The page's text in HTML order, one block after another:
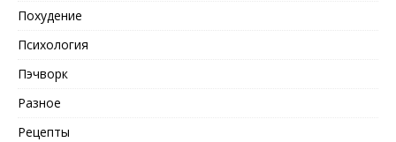
Похудение
Психология
Пэчворк
Разное
Рецепты